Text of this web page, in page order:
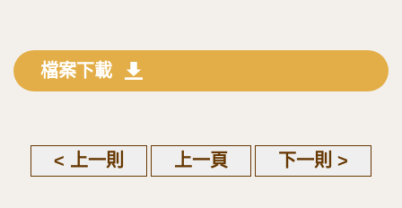
檔案下載
< 上一則 上一頁 下一則 >